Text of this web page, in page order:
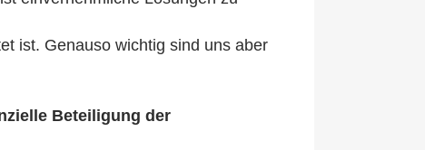
ist. Genauso wichtig sind uns aber
Beteiligung der